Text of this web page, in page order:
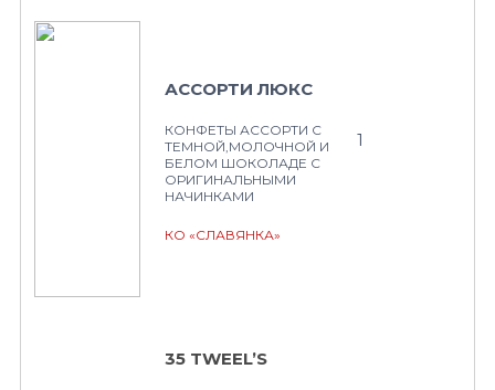
АССОРТИ ЛЮКС
КОНФЕТЫ АССОРТИ С
ТЕМНОЙ,МОЛОЧНОЙ И
БЕЛОМ ШОКОЛАДЕ С
ОРИГИНАЛЬНЫМИ
НАЧИНКАМИ
КО «СЛАВЯНКА»
1
35 TWEEL’S